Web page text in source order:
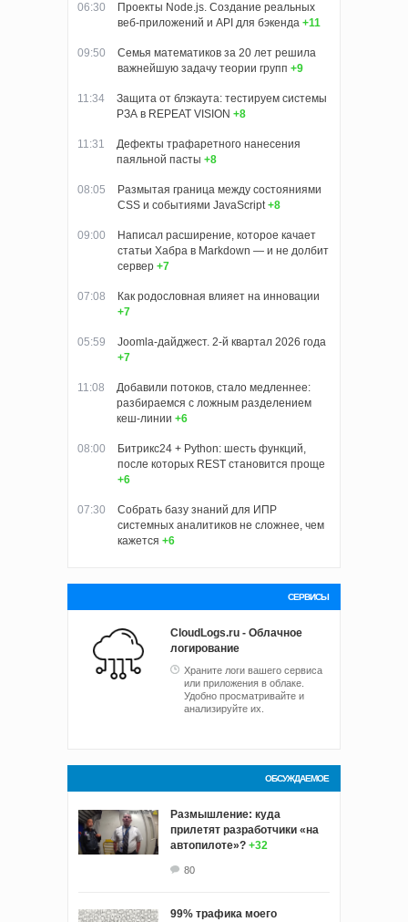
06:30
Проекты Node.js. Создание реальных
веб-приложений и API для бэкенда +11
09:50
Семья математиков за 20 лет решила
важнейшую задачу теории групп +9
11:34
Защита от блэкаута: тестируем системы
РЗА в REPEAT VISION +8
11:31
Дефекты трафаретного нанесения
паяльной пасты +8
08:05
Размытая граница между состояниями
CSS и событиями JavaScript +8
09:00
Написал расширение, которое качает
статьи Хабра в Markdown — и не долбит
сервер +7
07:08
Как родословная влияет на инновации
+7
05:59
Joomla-дайджест. 2-й квартал 2026 года
+7
11:08
Добавили потоков, стало медленнее:
разбираемся с ложным разделением
кеш‑линии +6
08:00
Битрикс24 + Python: шесть функций,
после которых REST становится проще
+6
07:30
Собрать базу знаний для ИПР
системных аналитиков не сложнее, чем
кажется +6
СЕРВИСЫ
CloudLogs.ru - Облачное
логирование
Храните логи вашего сервиса
или приложения в облаке.
Удобно просматривайте и
анализируйте их.
ОБСУЖДАЕМОЕ
Размышление: куда
прилетят разработчики «на
автопилоте»? +32
80
99% трафика моего